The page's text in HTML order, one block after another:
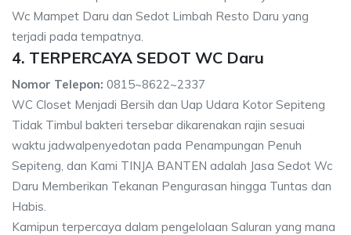
Wc Mampet Daru dan Sedot Limbah Resto Daru yang
terjadi pada tempatnya.
4. TERPERCAYA SEDOT WC Daru
Nomor Telepon: 0815~8622~2337
WC Closet Menjadi Bersih dan Uap Udara Kotor Sepiteng
Tidak Timbul bakteri tersebar dikarenakan rajin sesuai
waktu jadwalpenyedotan pada Penampungan Penuh
Sepiteng, dan Kami TINJA BANTEN adalah Jasa Sedot Wc
Daru Memberikan Tekanan Pengurasan hingga Tuntas dan
Habis.
Kamipun terpercaya dalam pengelolaan Saluran yang mana